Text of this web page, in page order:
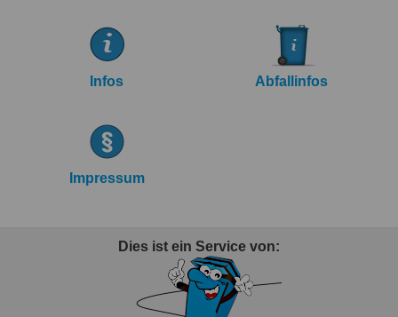
Infos Abfallinfos
Impressum
Dies ist ein Service von: